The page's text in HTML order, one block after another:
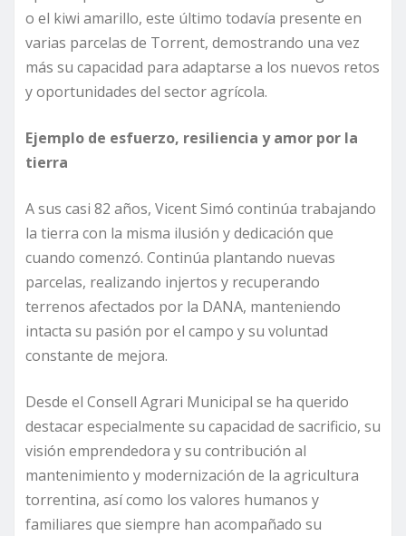
o el kiwi amarillo, este último todavía presente en
varias parcelas de Torrent, demostrando una vez
más su capacidad para adaptarse a los nuevos retos
y oportunidades del sector agrícola.
Ejemplo de esfuerzo, resiliencia y amor por la
tierra
A sus casi 82 años, Vicent Simó continúa trabajando
la tierra con la misma ilusión y dedicación que
cuando comenzó. Continúa plantando nuevas
parcelas, realizando injertos y recuperando
terrenos afectados por la DANA, manteniendo
intacta su pasión por el campo y su voluntad
constante de mejora.
Desde el Consell Agrari Municipal se ha querido
destacar especialmente su capacidad de sacrificio, su
visión emprendedora y su contribución al
mantenimiento y modernización de la agricultura
torrentina, así como los valores humanos y
familiares que siempre han acompañado su